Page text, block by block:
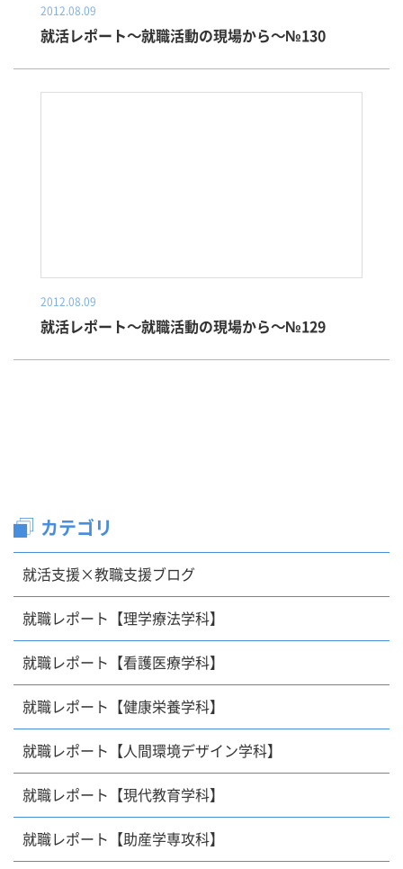
2012.08.09
就活レポート～就職活動の現場から～№130
2012.08.09
就活レポート～就職活動の現場から～№129
カテゴリ
就活支援×教職支援ブログ
就職レポート【理学療法学科】
就職レポート【看護医療学科】
就職レポート【健康栄養学科】
就職レポート【人間環境デザイン学科】
就職レポート【現代教育学科】
就職レポート【助産学専攻科】